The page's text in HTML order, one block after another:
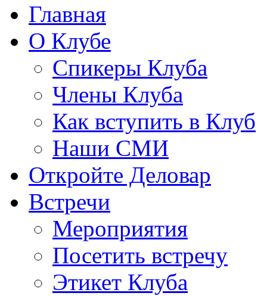
Главная
О Клубе
Спикеры Клуба
Члены Клуба
Как вступить в Клуб
Наши СМИ
Откройте Деловар
Встречи
Мероприятия
Посетить встречу
Этикет Клуба